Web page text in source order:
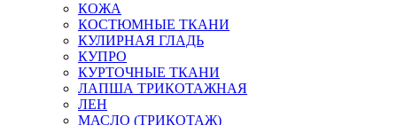
КОЖА
КОСТЮМНЫЕ ТКАНИ
КУЛИРНАЯ ГЛАДЬ
КУПРО
КУРТОЧНЫЕ ТКАНИ
ЛАПША ТРИКОТАЖНАЯ
ЛЕН
МАСЛО (ТРИКОТАЖ)